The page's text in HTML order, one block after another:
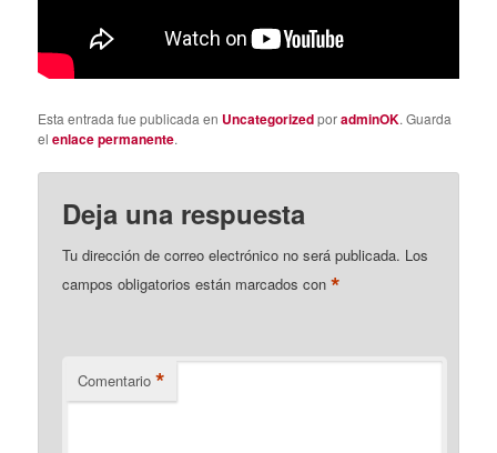
Esta entrada fue publicada en UncategorizedporadminOK. Guarda
elenlace permanente.
Deja una respuesta
Tu dirección de correo electrónico no será publicada. Los
campos obligatorios están marcados con*
Comentario *